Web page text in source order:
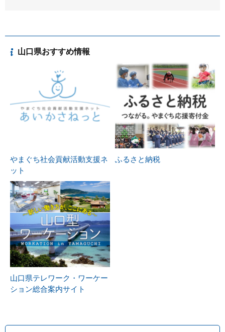
山口県おすすめ情報
やまぐち社会貢献活動支援ネ
ット
ふるさと納税
山口県テレワーク・ワーケー
ション総合案内サイト